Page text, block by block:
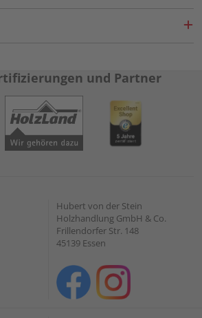
und Partner
Hubert von der Stein
Holzhandlung GmbH & Co.
Frillendorfer Str. 148
45139 Essen